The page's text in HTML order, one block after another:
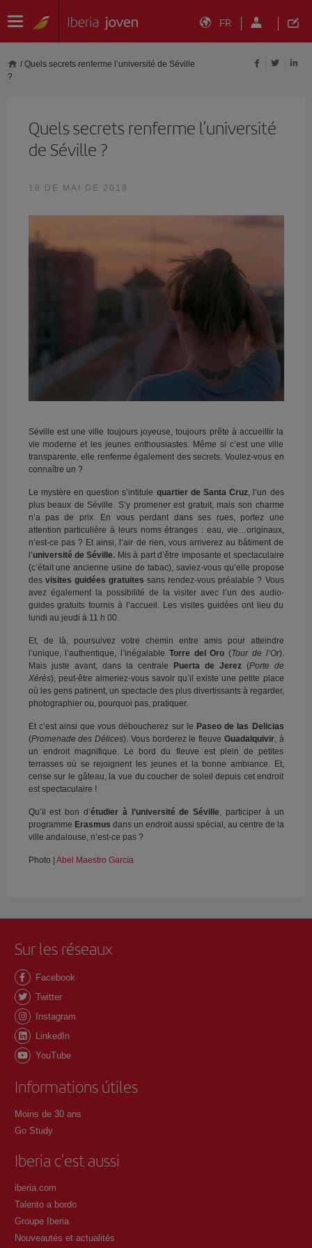
FR
/ Quels secrets renferme l’université de Séville
?
Quels secrets renferme l’université
de Séville ?
18 DE MAI DE 2018
Séville est une ville toujours joyeuse, toujours prête à accueillir la
vie moderne et les jeunes enthousiastes. Même si c’est une ville
transparente, elle renferme également des secrets. Voulez-vous en
connaître un ?
Le mystère en question s’intitule quartier de Santa Cruz, l’un des
plus beaux de Séville. S’y promener est gratuit, mais son charme
n’a pas de prix. En vous perdant dans ses rues, portez une
attention particulière à leurs noms étranges : eau, vie…originaux,
n’est-ce pas ? Et ainsi, l’air de rien, vous arriverez au bâtiment de
l’université de Séville. Mis à part d’être imposante et spectaculaire
(c’était une ancienne usine de tabac), saviez-vous qu’elle propose
des visites guidées gratuites sans rendez-vous préalable ? Vous
avez également la possibilité de la visiter avec l’un des audio-
guides gratuits fournis à l’accueil. Les visites guidées ont lieu du
lundi au jeudi à 11 h 00.
Et, de là, poursuivez votre chemin entre amis pour atteindre
l’unique, l’authentique, l’inégalable Torre del Oro (Tour de l’Or).
Mais juste avant, dans la centrale
Puerta de Jerez (Porte de
Xérès), peut-être aimeriez-vous savoir qu’il existe une petite place
où les gens patinent, un spectacle des plus divertissants à regarder,
photographier ou, pourquoi pas, pratiquer.
Et c’est ainsi que vous déboucherez sur le Paseo de las Delicias
(Promenade des Délices). Vous borderez le fleuve Guadalquivir, à
un endroit magnifique. Le bord du fleuve est plein de petites
terrasses où se rejoignent les jeunes et la bonne ambiance. Et,
cerise sur le gâteau, la vue du coucher de soleil depuis cet endroit
est spectaculaire !
Qu’il est bon d’étudier à l’université de Séville, participer à un
programme Erasmus dans un endroit aussi spécial, au centre de la
ville andalouse, n’est-ce pas ?
Photo | Abel Maestro García
Sur les réseaux
Facebook
Twitter
Instagram
LinkedIn
YouTube
Informations útiles
Moins de 30 ans
Go Study
Iberia c'est aussi
iberia.com
Talento a bordo
Groupe Iberia
Nouveautés et actualités